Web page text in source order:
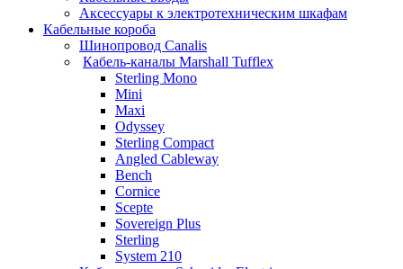
Аксессуары к электротехническим шкафам
Кабельные короба
Шинопровод Canalis
Кабель-каналы Marshall Tufflex
Sterling Mono
Mini
Maxi
Odyssey
Sterling Compact
Angled Cableway
Bench
Cornice
Scepte
Sovereign Plus
Sterling
System 210